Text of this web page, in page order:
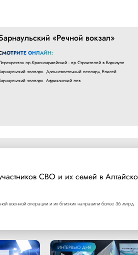
«Речной вокзал»
ОНЛАЙН:
пр.Красноармейский - пр.Строителей в Барнауле
зоопарк. Дальневосточный леопард Елисей
зоопарк. Африканский лев
СВО и их семей в
военной операции и их близких направили более 36 млрд
ИНТЕРВЬЮ ДНЯ